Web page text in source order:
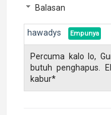
Balasan
hawadys
Percuma kalo lo,
butuh penghapus.
kabur*